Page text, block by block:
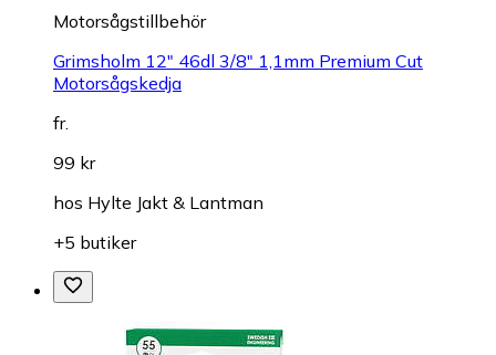
Motorsågstillbehör
Grimsholm 12" 46dl 3/8" 1,1mm Premium Cut
Motorsågskedja
fr.
99 kr
hos Hylte Jakt & Lantman
+5 butiker